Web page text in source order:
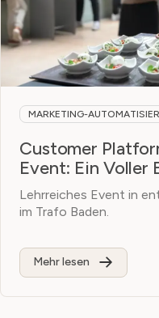
MARKETING-
Customer
Event: Ein Voller
Lehrreiches Event in
im Trafo Baden.
Mehr lesen